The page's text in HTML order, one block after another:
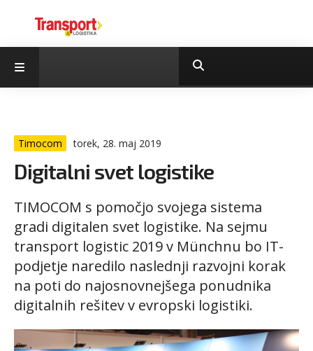
Timocom torek, 28. maj 2019
Digitalni svet logistike
TIMOCOM s pomočjo svojega sistema
gradi digitalen svet logistike. Na sejmu
transport logistic 2019 v Münchnu bo IT-
podjetje naredilo naslednji razvojni korak
na poti do najosnovnejšega ponudnika
digitalnih rešitev v evropski logistiki.